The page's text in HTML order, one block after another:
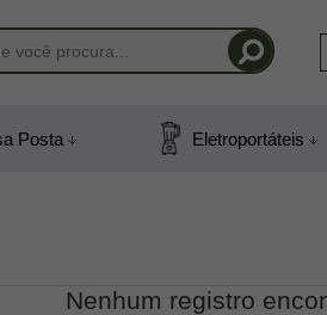
Posta Eletroportáteis
Nenhum registro